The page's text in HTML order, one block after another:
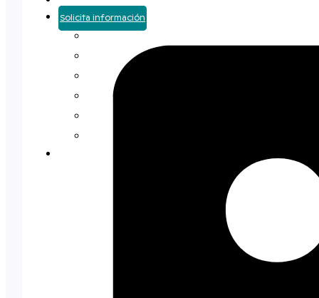
Solicita información